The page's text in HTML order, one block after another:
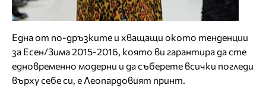
Една от по-дръзките и хващащи окото тенденции
за Есен/Зима 2015-2016, която ви гарантира да сте
едновременно модерни и да съберете всички погледи
върху себе си, е Леопардовият принт.